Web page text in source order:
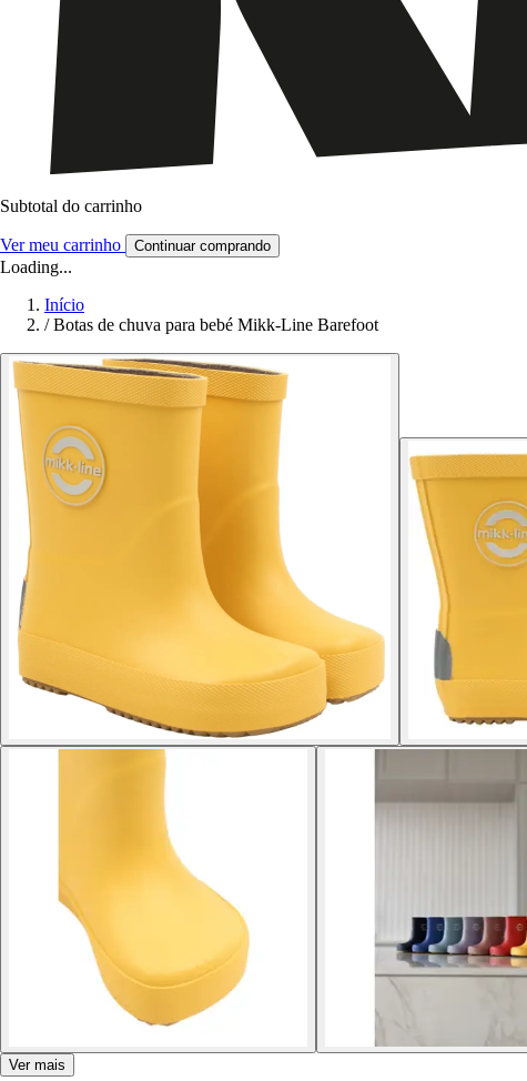
Subtotal do carrinho
Ver meu carrinho Continuar comprando
Loading...
Início
/ Botas de chuva para bebé Mikk-Line Barefoot
Ver mais